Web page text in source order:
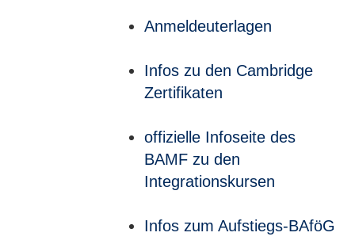
Anmeldeuterlagen
Infos zu den Cambridge
Zertifikaten
offizielle Infoseite des
BAMF zu den
Integrationskursen
Infos zum Aufstiegs-BAföG